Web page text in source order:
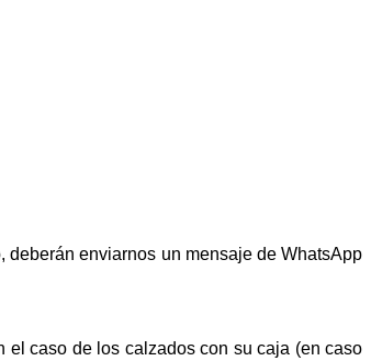
deberán enviarnos un mensaje de WhatsApp
el caso de los calzados con su caja (en caso